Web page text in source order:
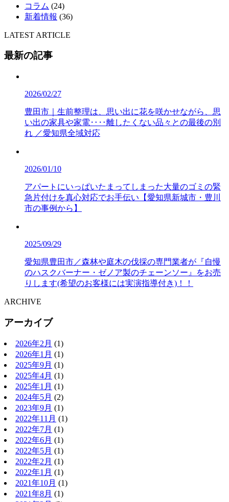
コラム (24)
新着情報 (36)
LATEST ARTICLE
最新の記事
2026/02/27
豊田市｜生前整理は、思い出に花を咲かせながら、思
い出の家具や家電‥‥離したくない品々との最後の別
れ ／愛知県全域対応
2026/01/10
アパートにいっぱいたまってしまった大量のゴミの緊
急片付けを真心対応でお手伝い【愛知県新城市・豊川
市の事例から】
2025/09/29
愛知県豊田市／森林や庭木の伐採の専門業者が『自慢
のハスクバーナー・ゼノア製のチェーンソー』をお売
りします(希望のお客様には実演指導付き)！！
ARCHIVE
アーカイブ
2026年2月 (1)
2026年1月 (1)
2025年9月 (1)
2025年4月 (1)
2025年1月 (1)
2024年5月 (2)
2023年9月 (1)
2022年11月 (1)
2022年7月 (1)
2022年6月 (1)
2022年5月 (1)
2022年2月 (1)
2022年1月 (1)
2021年10月 (1)
2021年8月 (1)